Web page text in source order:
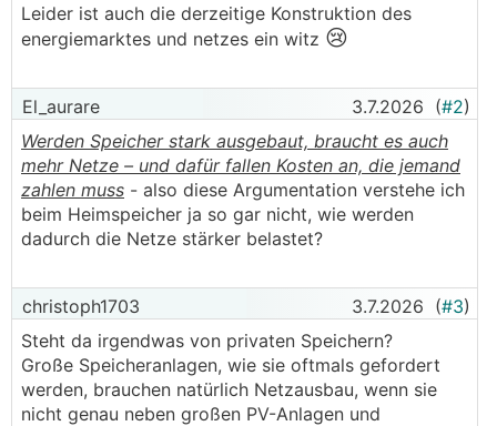
Leider ist auch die derzeitige Konstruktion des
energiemarktes und netzes ein witz 😢
El_aurare 3.7.2026 (#2)
Werden Speicher stark ausgebaut, braucht es auch
mehr Netze – und dafür fallen Kosten an, die jemand
zahlen muss - also diese Argumentation verstehe ich
beim Heimspeicher ja so gar nicht, wie werden
dadurch die Netze stärker belastet?
christoph1703 3.7.2026 (#3)
Steht da irgendwas von privaten Speichern?
Große Speicheranlagen, wie sie oftmals gefordert
werden, brauchen natürlich Netzausbau, wenn sie
nicht genau neben großen PV-Anlagen und